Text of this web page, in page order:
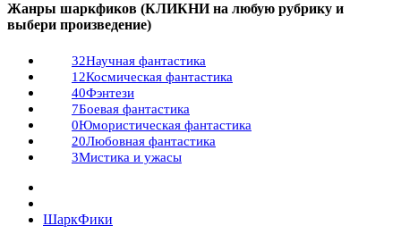
Жанры шаркфиков (КЛИКНИ на любую рубрику и
выбери произведение)
32Научная фантастика
12Космическая фантастика
40Фэнтези
7Боевая фантастика
0Юмористическая фантастика
20Любовная фантастика
3Мистика и ужасы
ШаркФики